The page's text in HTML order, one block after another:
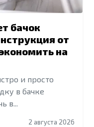
бачок
от
на
и просто
в бачке
в...
2 августа 2026